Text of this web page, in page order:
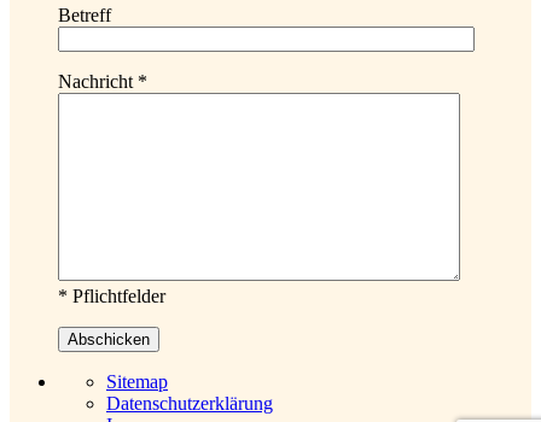
Betreff
Nachricht *
* Pflichtfelder
Sitemap
Datenschutzerklärung